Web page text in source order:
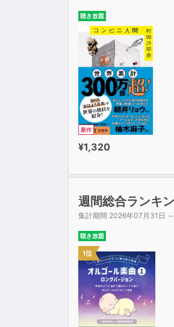
聴き放題
新作
¥1,320
週間総合ランキ
集計期間 2026年07月31日
聴き放題
1位